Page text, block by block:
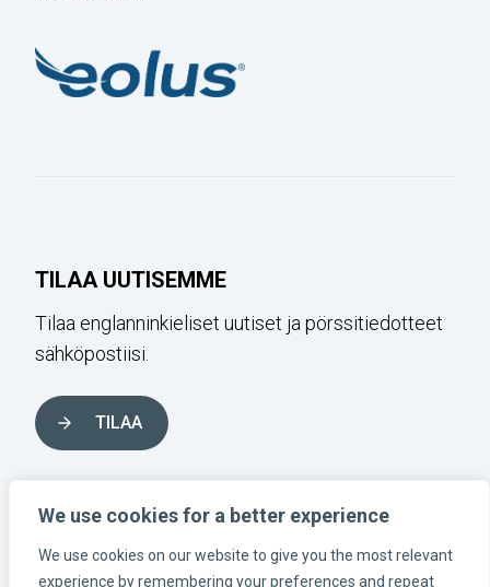
We use cookies for a better experience
We use cookies on our website to give you the most relevant
experience by remembering your preferences and repeat
TILAA UUTISEMME
Tilaa englanninkieliset uutiset ja pörssitiedotteet
sähköpostiisi.
TILAA
SEURAA MEITÄ SOSIAALISESSA